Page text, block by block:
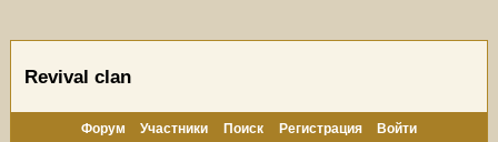
Revival clan
Форум Участники Поиск Регистрация Войти